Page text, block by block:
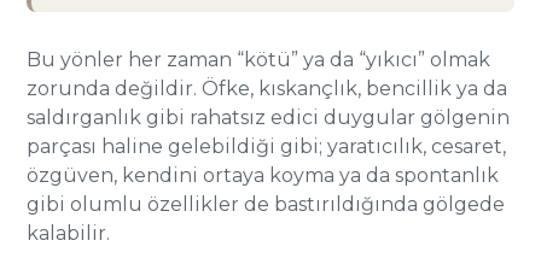
Bu yönler her zaman “kötü” ya da “yıkıcı” olmak
zorunda değildir. Öfke, kıskançlık, bencillik ya da
saldırganlık gibi rahatsız edici duygular gölgenin
parçası haline gelebildiği gibi; yaratıcılık, cesaret,
özgüven, kendini ortaya koyma ya da spontanlık
gibi olumlu özellikler de bastırıldığında gölgede
kalabilir.